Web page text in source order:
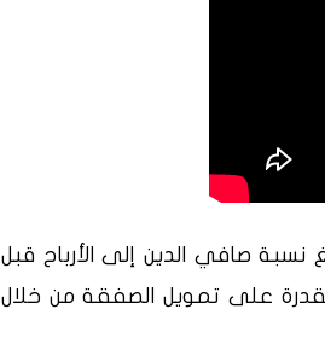
نسبة صافي الدين إلى الأرباح قبل
نحو 1.2 مرة، ما يوفر القدرة على تمويل الصفقة من خلال